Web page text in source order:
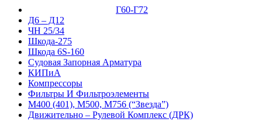
Г60-Г72
Д6 – Д12
ЧН 25/34
Шкода-275
Шкода 6S-160
Судовая Запорная Арматура
КИПиА
Компрессоры
Фильтры И Фильтроэлементы
М400 (401), М500, М756 (“Звезда”)
Движительно – Рулевой Комплекс (ДРК)